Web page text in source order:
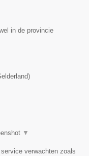
in de provincie
)
▼
verwachten zoals